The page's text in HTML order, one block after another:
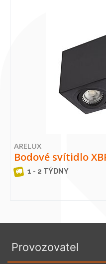
ARELUX
Bodové svítidlo
1 - 2 TÝDNY
Provozovatel